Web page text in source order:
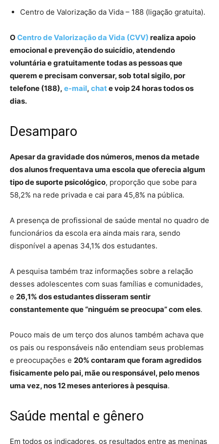
Centro de Valorização da Vida – 188 (ligação gratuita).
O Centro de Valorização da Vida (CVV) realiza apoio
emocional e prevenção do suicídio, atendendo
voluntária e gratuitamente todas as pessoas que
querem e precisam conversar, sob total sigilo, por
telefone (188), e-mail, chate voip 24 horas todos os
dias.
Desamparo
Apesar da gravidade dos números, menos da metade
dos alunos frequentava uma escola que oferecia algum
tipo de suporte psicológico, proporção que sobe para
58,2% na rede privada e cai para 45,8% na pública.
A presença de profissional de saúde mental no quadro de
funcionários da escola era ainda mais rara, sendo
disponível a apenas 34,1% dos estudantes.
A pesquisa também traz informações sobre a relação
desses adolescentes com suas famílias e comunidades,
e 26,1% dos estudantes disseram sentir
constantemente que “ninguém se preocupa” com eles.
Pouco mais de um terço dos alunos também achava que
os pais ou responsáveis não entendiam seus problemas
e preocupações e 20% contaram que foram agredidos
fisicamente pelo pai, mãe ou responsável, pelo menos
uma vez, nos 12 meses anteriores à pesquisa.
Saúde mental e gênero
Em todos os indicadores, os resultados entre as meninas